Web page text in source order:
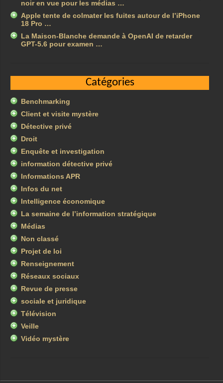
noir en vue pour les médias …
Apple tente de colmater les fuites autour de l’iPhone
18 Pro …
La Maison-Blanche demande à OpenAI de retarder
GPT-5.6 pour examen …
Catégories
Benchmarking
Client et visite mystère
Détective privé
Droit
Enquête et investigation
information détective privé
Informations APR
Infos du net
Intelligence économique
La semaine de l’information stratégique
Médias
Non classé
Projet de loi
Renseignement
Réseaux sociaux
Revue de presse
sociale et juridique
Télévision
Veille
Vidéo mystère